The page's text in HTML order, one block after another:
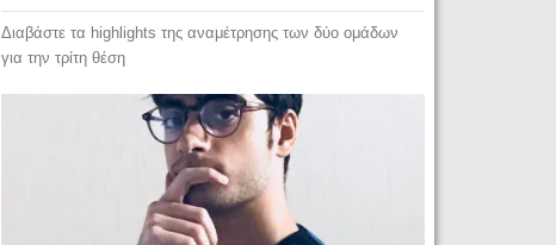
Διαβάστε τα highlights της αναμέτρησης των δύο ομάδων
για την τρίτη θέση